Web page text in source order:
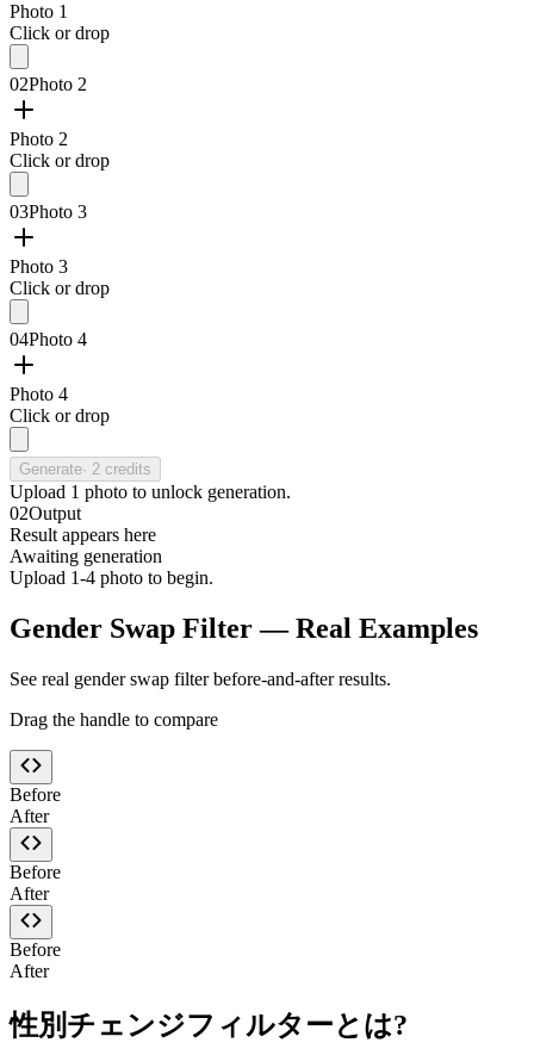
Photo 1
Click or drop
02Photo 2
Photo 2
Click or drop
03Photo 3
Photo 3
Click or drop
04Photo 4
Photo 4
Click or drop
Generate· 2 credits
Upload 1 photo to unlock generation.
02Output
Result appears here
Awaiting generation
Upload 1-4 photo to begin.
Gender Swap Filter — Real Examples
See real gender swap filter before-and-after results.
Drag the handle to compare
Before
After
Before
After
Before
After
性別チェンジフィルターとは?